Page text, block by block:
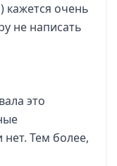
кажется очень
не написать
это
Тем более,